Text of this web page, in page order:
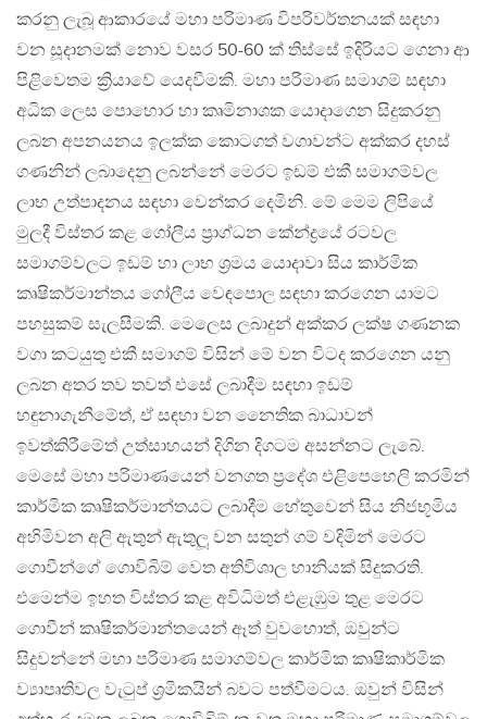
කරනු ලැබූ ආකාරයේ මහා පරිමාණ විපරිවර්තනයක් සඳහා
වන සූදානමක් නොව වසර 50-60 ක් තිස්සේ ඉදිරියට ගෙනා ආ
පිළිවෙතම ක්‍රියාවේ යෙදවීමකි. මහා පරිමාණ සමාගම් සඳහා
අධික ලෙස පොහොර හා කෘමිනාශක යොදාගෙන සිදුකරනු
ලබන අපනයනය ඉලක්ක කොටගත් වගාවන්ට අක්කර දහස්
ගණනින් ලබාදෙනු ලබන්නේ මෙරට ඉඩම් එකී සමාගම්වල
ලාභ උත්පාදනය සඳහා වෙන්කර දෙමිනි. මේ මෙම ලිපියේ
මුලදී විස්තර කළ ගෝලීය ප්‍රාග්ධන කේන්ද්‍රයේ රටවල
සමාගම්වලට ඉඩම් හා ලාභ ශ්‍රමය යොදාවා සිය කාර්මික
කෘෂිකර්මාන්තය ගෝලීය වෙඳපොල සඳහා කරගෙන යාමට
පහසුකම් සැලසීමකි. මෙලෙස ලබාදුන් අක්කර ලක්ෂ ගණනක
වගා කටයුතු එකී සමාගම් විසින් මේ වන විටද කරගෙන යනු
ලබන අතර තව තවත් එසේ ලබාදීම සඳහා ඉඩම්
හඳුනාගැනීමේත්, ඒ සඳහා වන නෛතික බාධාවන්
ඉවත්කිරීමේත් උත්සාහයන් දිගින දිගටම අසන්නට ලැබේ.
මෙසේ මහා පරිමාණයෙන් වනගත ප්‍රදේශ එළිපෙහෙලි කරමින්
කාර්මික කෘෂිකර්මාන්තයට ලබාදීම හේතුවෙන් සිය නිජභූමිය
අහිමිවන අලි ඇතුන් ඇතුලූ‍ වන සතුන් ගම් වදිමින් මෙරට
ගොවීන්ගේ ගොවිබිම් වෙත අතිවිශාල හානියක් සිදුකරති.
එමෙන්ම ඉහත විස්තර කළ අවිධිමත් එළැඹුම තුළ මෙරට
ගොවීන් කෘෂිකර්මාන්තයෙන් ඈත් වුවහොත්, ඔවුන්ට
සිදුවන්නේ මහා පරිමාණ සමාගම්වල කාර්මික කෘෂිකාර්මික
ව්‍යාපෘතිවල වැටුප් ශ්‍රමිකයින් බවට පත්වීමටය. ඔවුන් විසින්